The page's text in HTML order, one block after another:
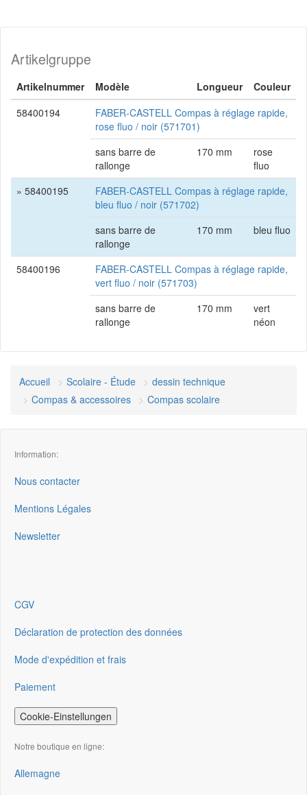
Artikelgruppe
Artikelnummer Modèle Longueur
Couleur
58400194
FABER-CASTELL Compas à réglage rapide,
rose fluo / noir (571701)
sans barre de
rallonge
170 mm
rose
fluo
» 58400195
FABER-CASTELL Compas à réglage rapide,
bleu fluo / noir (571702)
sans barre de
rallonge
170 mm bleu fluo
58400196
FABER-CASTELL Compas à réglage rapide,
vert fluo / noir (571703)
sans barre de
rallonge
170 mm
vert
néon
Accueil Scolaire - Étude
dessin technique
Compas & accessoires
Compas scolaire
Information:
Nous contacter
Mentions Légales
Newsletter
CGV
Déclaration de protection des données
Mode d'expédition et frais
Paiement
Cookie-Einstellungen
Notre boutique en ligne:
Allemagne